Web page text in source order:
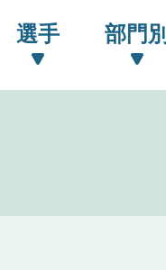
選手 部門別